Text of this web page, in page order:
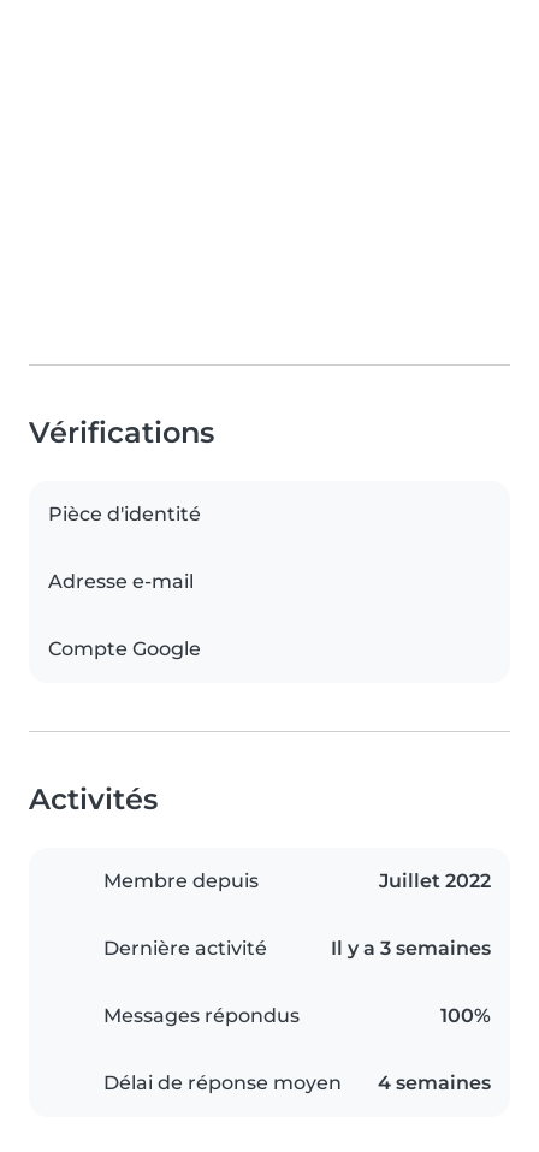
Vérifications
Pièce d'identité
Adresse e-mail
Compte Google
Activités
Membre depuis Juillet 2022
Dernière activité Il y a 3 semaines
Messages répondus 100%
Délai de réponse moyen 4 semaines